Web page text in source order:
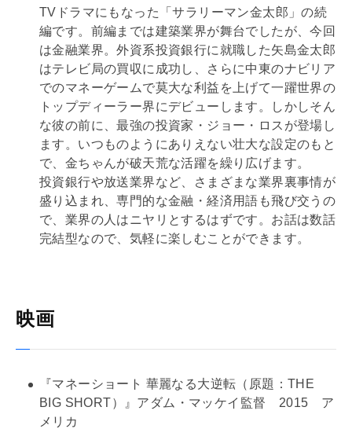
TVドラマにもなった「サラリーマン金太郎」の続
編です。前編までは建築業界が舞台でしたが、今回
は金融業界。外資系投資銀行に就職した矢島金太郎
はテレビ局の買収に成功し、さらに中東のナビリア
でのマネーゲームで莫大な利益を上げて一躍世界の
トップディーラー界にデビューします。しかしそん
な彼の前に、最強の投資家・ジョー・ロスが登場し
ます。いつものようにありえない壮大な設定のもと
で、金ちゃんが破天荒な活躍を繰り広げます。
投資銀行や放送業界など、さまざまな業界裏事情が
盛り込まれ、専門的な金融・経済用語も飛び交うの
で、業界の人はニヤリとするはずです。お話は数話
完結型なので、気軽に楽しむことができます。
映画
『マネーショート 華麗なる大逆転（原題：THE
BIG SHORT）』アダム・マッケイ監督 2015 ア
メリカ